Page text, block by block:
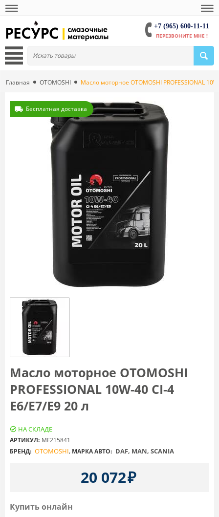
+7 (965) 600-11-11
ПЕРЕЗВОНИТЕ МНЕ !
Главная OTOMOSHI Масло моторное OTOMOSHI PROFESSIONAL
Бесплатная доставка
Масло моторное OTOMOSHI
PROFESSIONAL 10W-40 CI-4
E6/E7/E9 20 л
НА СКЛАДЕ
АРТИКУЛ: MF215841
БРЕНД: OTOMOSHI, МАРКА АВТО: DAF, MAN, SCANIA
20 072₽
Купить онлайн